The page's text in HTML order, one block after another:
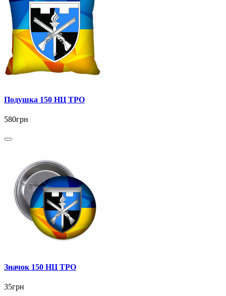
Подушка 150 НЦ ТРО
580грн
Значок 150 НЦ ТРО
35грн